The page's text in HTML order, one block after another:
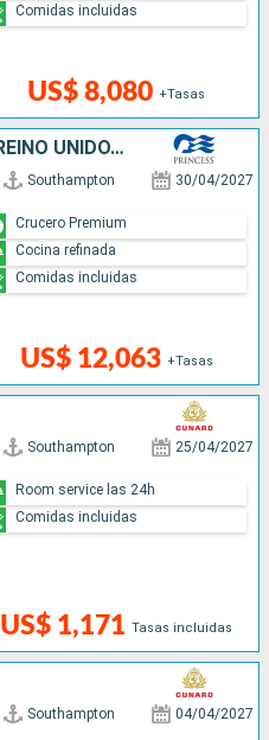
US$ 8,080 +Tasas
Comidas incluidas
ESPAÑA, FRANCIA, ITALIA, REINO UNIDO, BÉLGICA, PAISES BAJOS, ALEMANIA, POLONIA, SUECIA, FINLANDIA, ESTONIA, DINAMARCA, NORUEGA, ISLANDIA
Southampton 30/04/2027
US$ 12,063 +Tasas
Crucero Premium
Cocina refinada
Comidas incluidas
Southampton 25/04/2027
US$ 1,171 Tasas incluidas
Room service las 24h
Comidas incluidas
Southampton 04/04/2027